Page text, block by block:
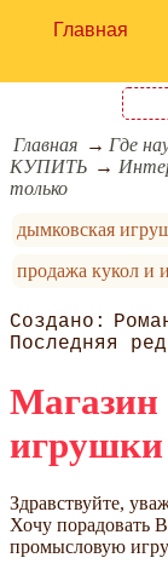
Главная
Главная
Где
КУПИТЬ
только
дымковская
продажа кукол и
игрушки
Здравствуйте,
Хочу порадовать
промысловую